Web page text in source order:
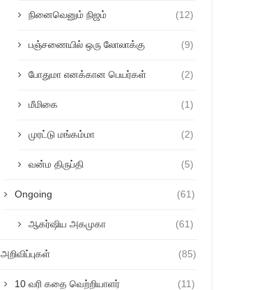
நினைவெனும் நிஜம் (12)
பஞ்சணையில் ஒரு லோலாக்கு (9)
போதுமா எனக்கான பெயர்கள் (2)
மீமிகை (1)
முரட்டு மங்கம்மா (2)
வன்ம திருப்தி (5)
Ongoing (61)
ஆகர்ஷிய அகமுகா (61)
அறிவிப்புகள் (85)
10 வரி கதை வெற்றியாளர் (11)